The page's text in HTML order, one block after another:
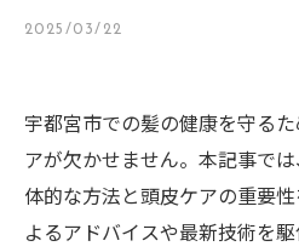
2025/03/22
宇都宮市での髪の健康を守る
アが欠かせません。本記事で
体的な方法と頭皮ケアの重要
よるアドバイスや最新技術を